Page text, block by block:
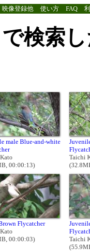
映像登録他 使い方 FAQ
検索
male Blue-and-white
00:00:13)
Taichi
Flycatcher
00:00:03)
Taichi